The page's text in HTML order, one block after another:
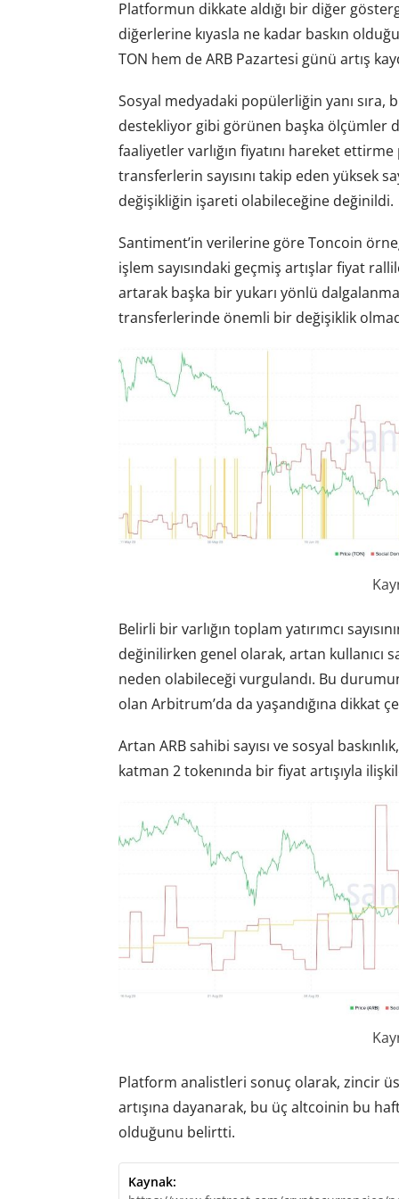
Platformun dikkate aldığı bir diğer
diğerlerine kıyasla ne kadar baskın
TON hem de ARB Pazartesi günü artış
Sosyal medyadaki popülerliğin yanı
destekliyor gibi görünen başka ölçümler
faaliyetler varlığın fiyatını hareket
transferlerin sayısını takip eden yüksek
değişikliğin işareti olabileceğine değinildi.
Santiment’in verilerine göre Toncoin
işlem sayısındaki geçmiş artışlar fiyat
artarak başka bir yukarı yönlü dalgalanma
transferlerinde önemli bir değişiklik
Belirli bir varlığın toplam yatırımcı
değinilirken genel olarak, artan kullanıcı
neden olabileceği vurgulandı. Bu
olan Arbitrum’da da yaşandığına dikkat
Artan ARB sahibi sayısı ve sosyal
katman 2 tokenında bir fiyat artışıyla
Platform analistleri sonuç olarak, zincir
artışına dayanarak, bu üç altcoinin bu
olduğunu belirtti.
Kaynak: